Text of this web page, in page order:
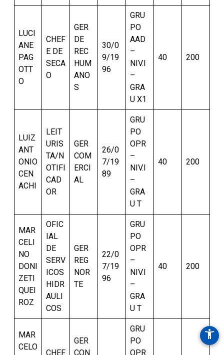
accessibility_new
LUCI
ANE
PAG
OTT
O
CHEF
E DE
SECA
O
GER
DE
REC
HUM
ANO
S
30/0
9/19
96
GRU
PO
AAD
–
NIV.I
–
GRA
U X1
40 200
LUIZ
ANT
ONIO
CEN
ACHI
LEIT
URIS
TA/N
OTIFI
CAD
OR
GER
COM
ERCI
AL
26/0
7/19
89
GRU
PO
OPR
–
NIV.I
–
GRA
U T
40 200
MAR
CELI
NO
DONI
ZETI
QUEI
ROZ
OFIC
IAL
DE
SERV
ICOS
HIDR
AULI
COS
GER
REG
NOR
TE
22/0
7/19
96
GRU
PO
OPR
–
NIV.I
–
GRA
U T
40 200
MAR
CELO
CHEF
GER
CON
GRU
PO
OPR